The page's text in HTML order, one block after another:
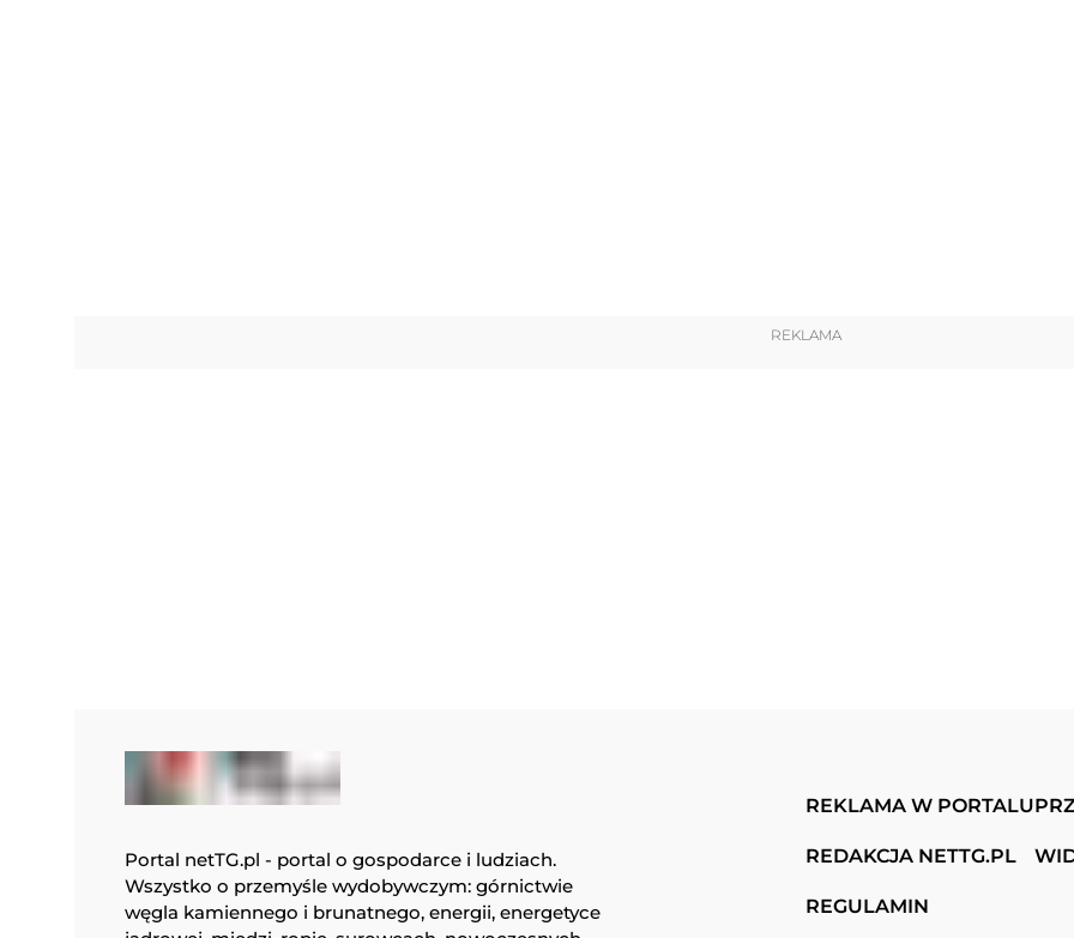
REKLAMA
Portal netTG.pl - portal o gospodarce i ludziach.
Wszystko o przemyśle wydobywczym: górnictwie
węgla kamiennego i brunatnego, energii, energetyce
REKLAMA W PORTALU
REDAKCJA NETTG.PL
REGULAMIN